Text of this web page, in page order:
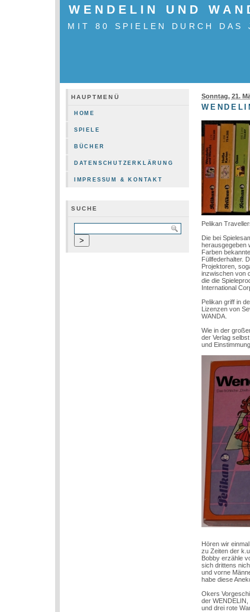
WENDELIN UND
MIT 80 SPIELEN DURCH DAS
HAUPTMENÜ
HOME
SPIELE
BÜCHER
DATENSCHUTZERKLÄRUNG
IMPRESSUM & KONTAKT
SUCHE
Sonntag, 21.
Pelikan
Die bei
herausgegeben
Farben
Füllfederhalter.
Projektoren,
inzwischen von
die die
International
Pelikan griff in
Lizenzen von
WANDA.
Wie in der
der Verlag
und
Hören wir
zu Zeiten der
Bobby erzähle
sich drittens
und vorne
habe diese
Okers
der
und drei rote